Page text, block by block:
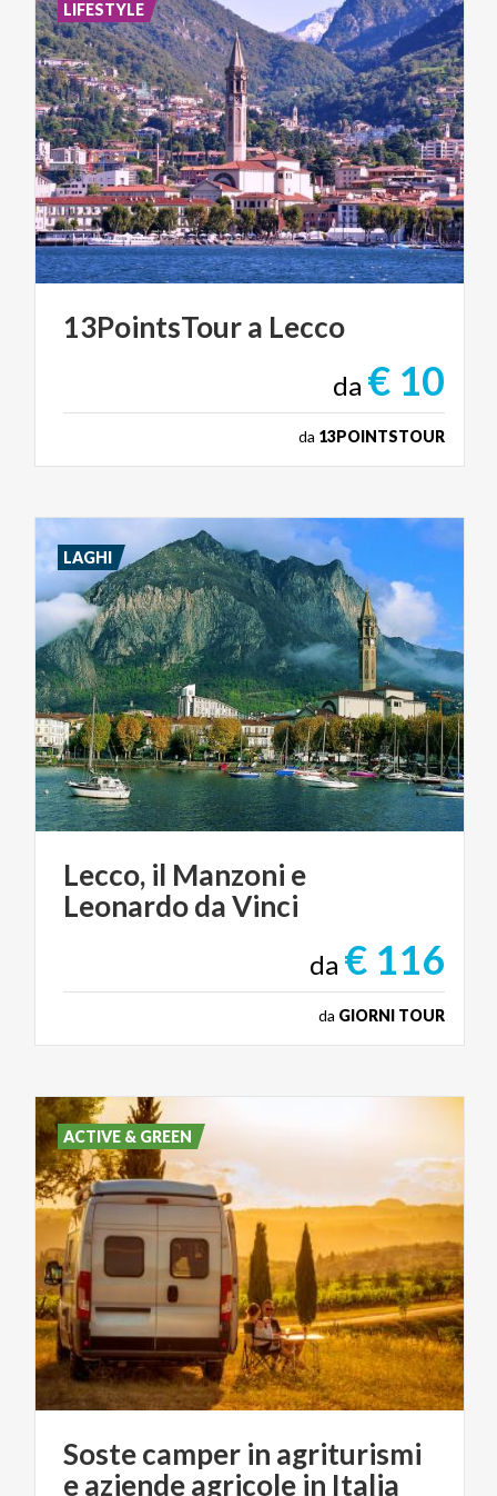
13PointsToura Lecco
da € 10
da 13POINTSTOUR
LIFESTYLE
Lecco, il Manzoni e
LeonardodaVinci
da € 116
da GIORNI TOUR
LAGHI
Sostecamper in agriturismi
eaziendeagricole in Italia
ACTIVE & GREEN